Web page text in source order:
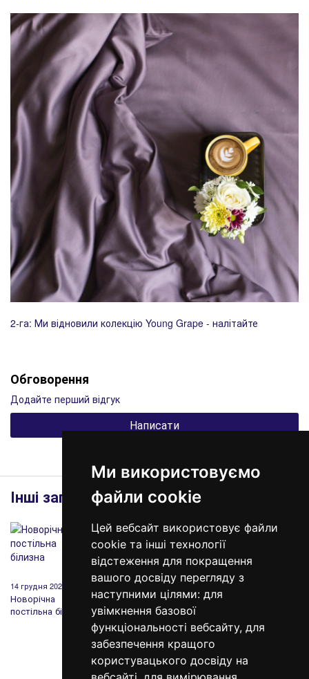
Ми використовуємо
файли cookie
Цей вебсайт використовує файли
cookie та інші технології
відстеження для покращення
вашого досвіду перегляду з
наступними цілями: для
увімкнення базової
функціональності вебсайту, для
забезпечення кращого
користувацького досвіду на
2-га: Ми відновили колекцію Young Grape - налітайте
Обговорення
Додайте перший відгук
Написати
Інші записи
14 грудня 2020
Новорічна
постільна білизна
19 березня 2020
Чому Вам варто
обрати Sleeper
Set?
12 лютого 2020
День Святого
Валентина: історія,
традиції та
подарунки